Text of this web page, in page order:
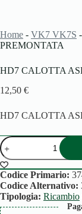
Home - VK7 VK7S -
PREMONTATA
HD7 CALOTTA
12,50 €
HD7 CALOTTA
HD7
CALOTTA
ASPIR.
PREMONTATA
quantità
Codice Primario:
Codice Alternativo:
Tipologia: Ricambio